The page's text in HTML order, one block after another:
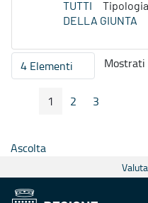
TUTTI
DELLA GIUNTA
4 ElementiPer pagina
Pagina Precedente
Pagina
1 Pagina
2 Pagina
3
Ascolta